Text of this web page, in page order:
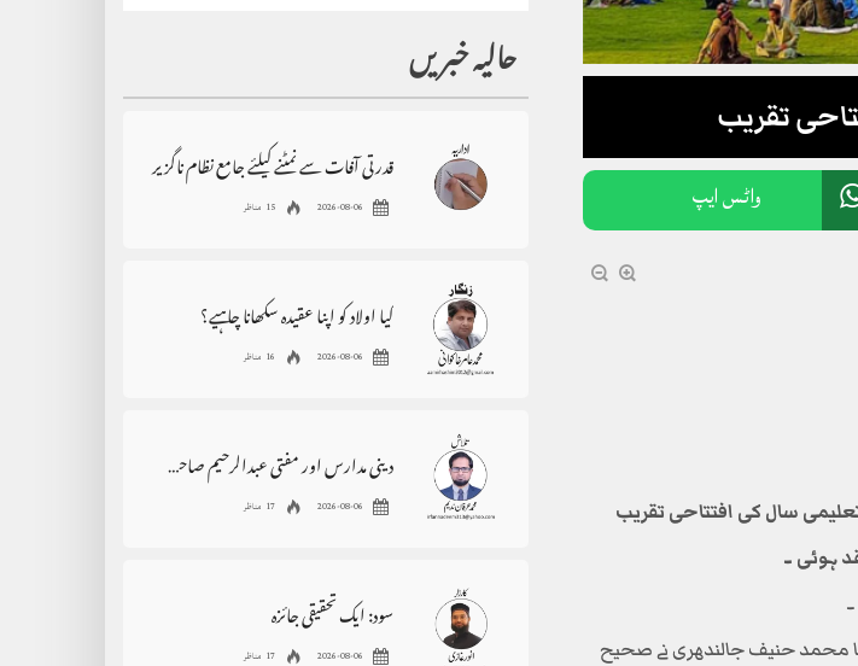
واٹس ایپ
ممتازدینی درس گاہ جامعہ خیرالمدارس ملتان کے 98 ویں تعلیمی سال کی افتتاحی تقریب
ہوئی ۔
محمد حنیف جالندھری نے صحیح
حالیہ خبریں
قدرتی آفات سے نمٹنے کیلئے جامع نظام ناگزیر
2026-08-06 15 مناظر
کیا اولاد کو اپنا عقیدہ سکھانا چاہیے؟
2026-08-06 16 مناظر
دینی مدارس اور مفتی عبدالرحیم صاحب کی فکر و بصیرت
2026-08-06 17 مناظر
سود: ایک تحقیقی جائزہ
2026-08-06 17 مناظر